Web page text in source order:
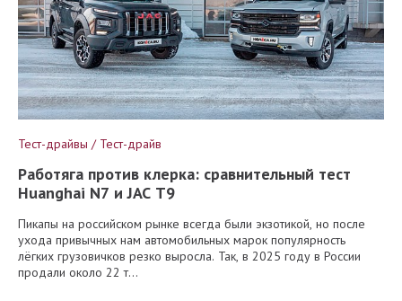
Тест-драйвы / Тест-драйв
Работяга против клерка: сравнительный тест
Huanghai N7 и JAC T9
Пикапы на российском рынке всегда были экзотикой, но после
ухода привычных нам автомобильных марок популярность
лёгких грузовичков резко выросла. Так, в 2025 году в России
продали около 22 т...